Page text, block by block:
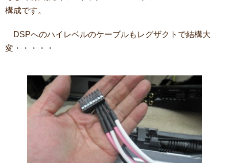
構成です。
DSPへのハイレベルのケーブルもレグザクトで結構大
変・・・・・